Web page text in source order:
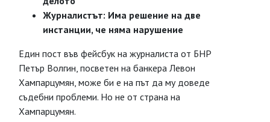
Журналистът: Има решение на две
инстанции, че няма нарушение
Един пост във фейсбук на журналиста от БНР
Петър Волгин, посветен на банкера Левон
Хампарцумян, може би е на път да му доведе
съдебни проблеми. Но не от страна на
Хампарцумян.